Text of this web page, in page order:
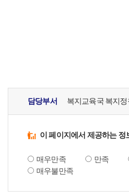
담당부서 복지교육국 복지
이 페이지에서 제공하는
매우만족 만족
매우불만족